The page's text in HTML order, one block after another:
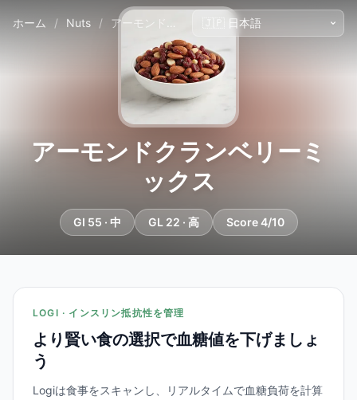
ホーム / Nuts / アーモンドクランベリーミックス
アーモンドクランベリーミ
ックス
GI 55 · 中 GL 22 · 高 Score 4/10
LOGI · インスリン抵抗性を管理
より賢い食の選択で血糖値を下げましょ
う
Logiは食事をスキャンし、リアルタイムで血糖負荷を計算